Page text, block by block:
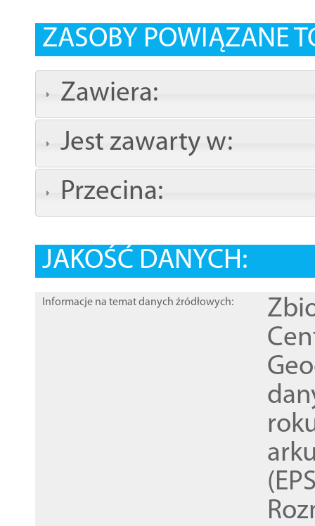
ZASOBY POWIĄZANE
Zawiera:
Jest zawarty w:
Przecina:
JAKOŚĆ DANYCH:
Informacje na temat danych źródłowych: